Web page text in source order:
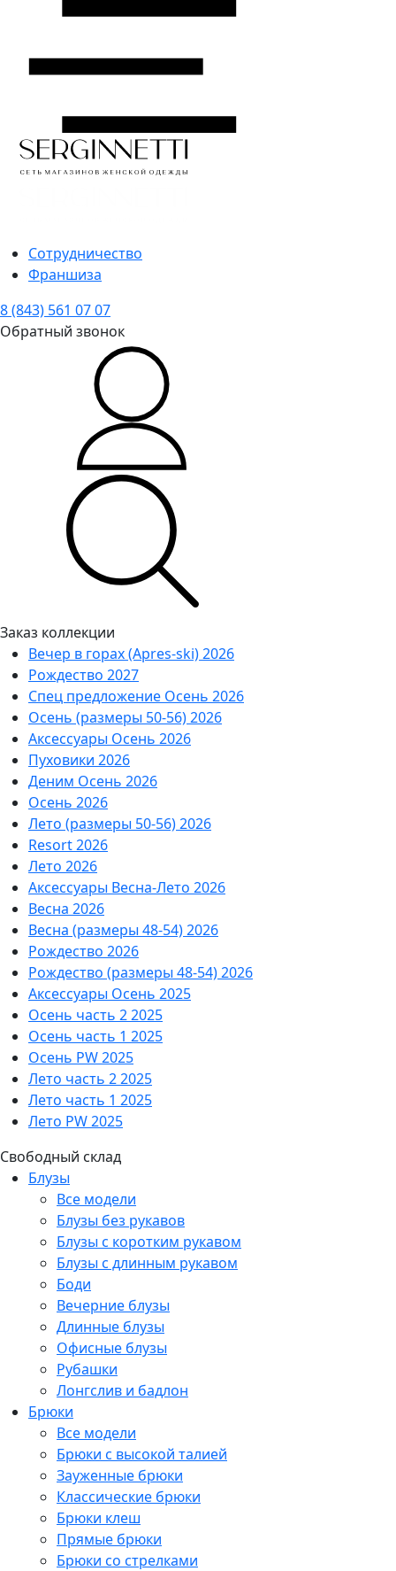
Сотрудничество
Франшиза
8 (843) 561 07 07
Обратный звонок
Заказ коллекции
Вечер в горах (Apres-ski) 2026
Рождество 2027
Спец предложение Осень 2026
Осень (размеры 50-56) 2026
Аксессуары Осень 2026
Пуховики 2026
Деним Осень 2026
Осень 2026
Лето (размеры 50-56) 2026
Resort 2026
Лето 2026
Аксессуары Весна-Лето 2026
Весна 2026
Весна (размеры 48-54) 2026
Рождество 2026
Рождество (размеры 48-54) 2026
Аксессуары Осень 2025
Осень часть 2 2025
Осень часть 1 2025
Осень PW 2025
Лето часть 2 2025
Лето часть 1 2025
Лето PW 2025
Свободный склад
Блузы
Все модели
Блузы без рукавов
Блузы с коротким рукавом
Блузы с длинным рукавом
Боди
Вечерние блузы
Длинные блузы
Офисные блузы
Рубашки
Лонгслив и бадлон
Брюки
Все модели
Брюки с высокой талией
Зауженные брюки
Классические брюки
Брюки клеш
Прямые брюки
Брюки со стрелками